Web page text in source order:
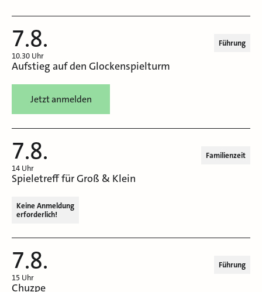
7.8.
10.30 Uhr
Führung
Aufstieg auf den Glockenspielturm
Jetzt anmelden
7.8.
14 Uhr
Familienzeit
Spieletreff für Groß & Klein
Keine Anmeldung
erforderlich!
7.8.
15 Uhr
Führung
Chuzpe